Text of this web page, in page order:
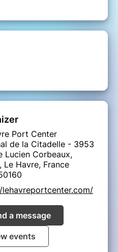
Port Center
de la Citadelle - 3953
Lucien Corbeaux,
Le Havre, France
a message
events